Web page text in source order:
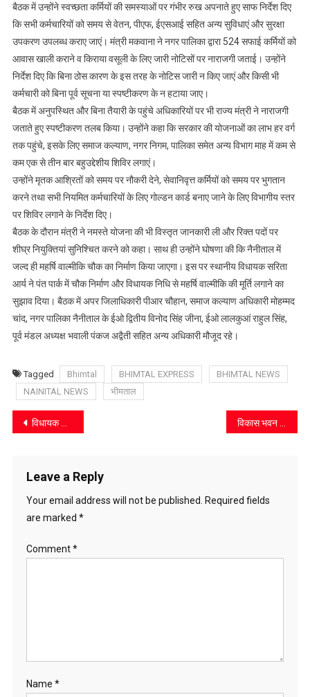
मिले
सुविधाएं
और
वेतन:
मकवाना
बैठक में उन्होंने स्वच्छता कर्मियों की समस्याओं पर गंभीर रुख अपनाते हुए साफ निर्देश दिए
कि सभी कर्मचारियों को समय से वेतन, पीएफ, ईएसआई सहित अन्य सुविधाएं और सुरक्षा
उपकरण उपलब्ध कराए जाएं। मंत्री मकवाना ने नगर पालिका द्वारा 524 सफाई कर्मियों को
आवास खाली कराने व किराया वसूली के लिए जारी नोटिसों पर नाराजगी जताई। उन्होंने
निर्देश दिए कि बिना ठोस कारण के इस तरह के नोटिस जारी न किए जाएं और किसी भी
कर्मचारी को बिना पूर्व सूचना या स्पष्टीकरण के न हटाया जाए।
बैठक में अनुपस्थित और बिना तैयारी के पहुंचे अधिकारियों पर भी राज्य मंत्री ने नाराजगी
जताते हुए स्पष्टीकरण तलब किया। उन्होंने कहा कि सरकार की योजनाओं का लाभ हर वर्ग
तक पहुंचे, इसके लिए समाज कल्याण, नगर निगम, पालिका समेत अन्य विभाग माह में कम से
कम एक से तीन बार बहुउद्देशीय शिविर लगाएं।
उन्होंने मृतक आश्रितों को समय पर नौकरी देने, सेवानिवृत्त कर्मियों को समय पर भुगतान
करने तथा सभी नियमित कर्मचारियों के लिए गोल्डन कार्ड बनाए जाने के लिए विभागीय स्तर
पर शिविर लगाने के निर्देश दिए।
बैठक के दौरान मंत्री ने नमस्ते योजना की भी विस्तृत जानकारी ली और रिक्त पदों पर
शीघ्र नियुक्तियां सुनिश्चित करने को कहा। साथ ही उन्होंने घोषणा की कि नैनीताल में
जल्द ही महर्षि वाल्मीकि चौक का निर्माण किया जाएगा। इस पर स्थानीय विधायक सरिता
आर्य ने पंत पार्क में चौक निर्माण और विधायक निधि से महर्षि वाल्मीकि की मूर्ति लगाने का
सुझाव दिया। बैठक में अपर जिलाधिकारी पीआर चौहान, समाज कल्याण अधिकारी मोहम्मद
चांद, नगर पालिका नैनीताल के ईओ द्वितीय विनोद सिंह जीना, ईओ लालकुआं राहुल सिंह,
पूर्व मंडल अध्यक्ष भवाली पंकज अद्वैती सहित अन्य अधिकारी मौजूद रहे।
Tagged Bhimtal BHIMTAL EXPRESS
BHIMTAL NEWS
NAINITAL NEWS
भीमताल
Post
विधायक कैड़ा ने किया पस्या नदी पर बन रहे पुल का निरीक्षण
Leave a Reply
Your email address will not be published.
Required fields
are marked *
Comment*
Name *